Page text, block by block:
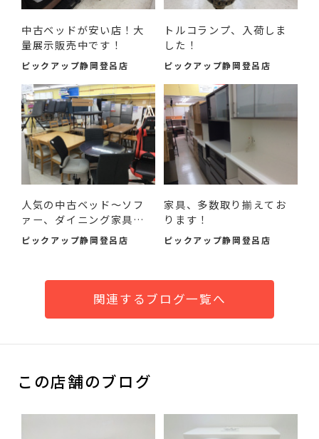
中古ベッドが安い店！大
量展示販売中です！
ピックアップ静岡登呂店
トルコランプ、入荷しま
した！
ピックアップ静岡登呂店
人気の中古ベッド～ソフ
ァー、ダイニング家具ま
で...
ピックアップ静岡登呂店
家具、多数取り揃えてお
ります！
ピックアップ静岡登呂店
関連するブログ一覧へ
この店舗のブログ